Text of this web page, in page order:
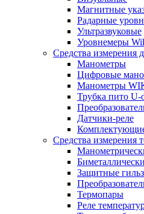
Магнитные
Радарные
Ультразвуковые
Уровнемеры
Средства измерения
Манометры
Цифровые
Манометры
Трубка пито U-
Датчики-реле
Средства измерения
Защитные
Термопары
Реле